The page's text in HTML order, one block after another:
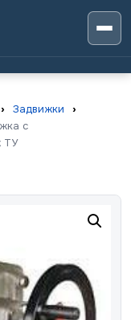
› Задвижки
›
с
ТУ